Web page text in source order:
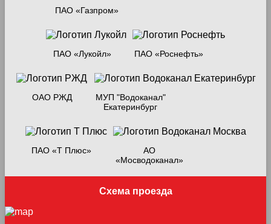
ПАО «Газпром»
ПАО «Лукойл» ПАО «Роснефть»
ОАО РЖД
МУП "Водоканал"
Екатеринбург
ПАО «Т Плюс»
АО
«Мосводоканал»
Схема проезда